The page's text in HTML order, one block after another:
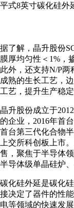
平式8英寸碳化硅外
据了解，晶升股份
膜厚均匀性＜1%，
此外，还支持N/P两
成熟的生长工艺，
工艺，提升生产稳定
晶升股份成立于
的企业，2016年首
首台第三代化合物
上交所科创板上市
售，聚焦于半导体
半导体级单晶硅炉
碳化硅外延是碳化
接决定了器件的性
电等领域的快速发